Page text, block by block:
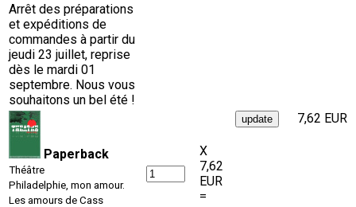
Arrêt des préparations
et expéditions de
commandes à partir du
jeudi 23 juillet, reprise
dès le mardi 01
septembre. Nous vous
souhaitons un bel été !
Paperback
Théâtre
Philadelphie, mon amour.
Les amours de Cass
X
7,62
EUR
=
7,62 EUR